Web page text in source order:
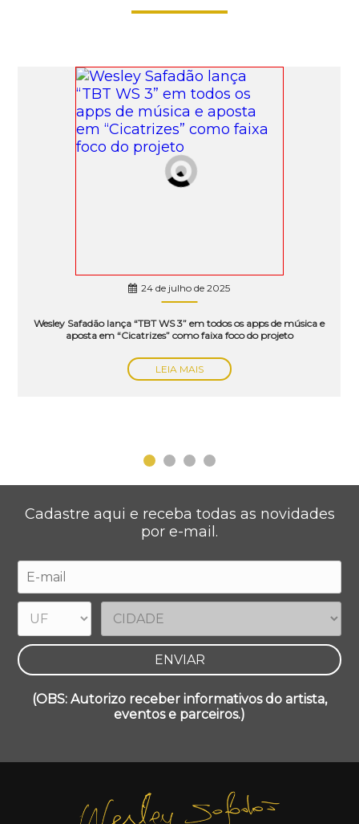
24 de julho de 2025
Wesley Safadão lança “TBT WS 3” em todos os apps de música e
aposta em “Cicatrizes” como faixa foco do projeto
LEIA MAIS
Cadastre aqui e receba todas as novidades
por e-mail.
(OBS: Autorizo receber informativos do artista,
eventos e parceiros.)